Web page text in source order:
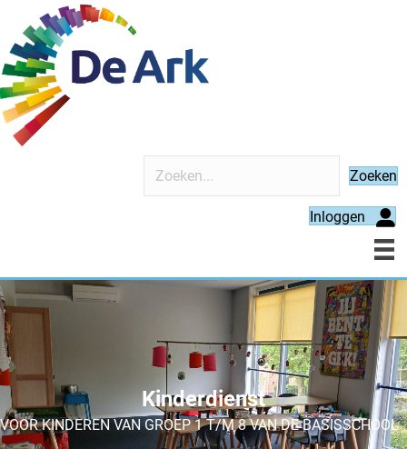
Zoeken
Inloggen
Kinderdienst
VOOR KINDEREN VAN GROEP 1 T/M 8 VAN DE BASISSCHOOL